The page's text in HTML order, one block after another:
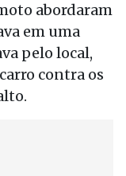
abordaram
em uma
pelo local,
contra os